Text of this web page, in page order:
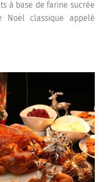
à base de farine sucrée
Noël classique appelé